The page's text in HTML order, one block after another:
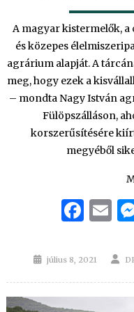
A magyar kistermelők,
és közepes
agrárium alapját. A
meg, hogy ezek a
– mondta Nagy István
Fülöpszálláson,
korszerűsítésére
megyéből
Posted
július 8, 2021